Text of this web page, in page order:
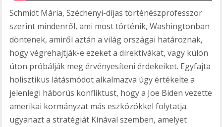
Schmidt Mária, Széchenyi-díjas történészprofesszor
szerint mindenről, ami most történik, Washingtonban
döntenek, amiről aztán a világ országai határoznak,
hogy végrehajtják-e ezeket a direktívákat, vagy külön
úton próbálják meg érvényesíteni érdekeiket. Egyfajta
holisztikus látásmódot alkalmazva úgy értékelte a
jelenlegi háborús konfliktust, hogy a Joe Biden vezette
amerikai kormányzat más eszközökkel folytatja
ugyanazt a stratégiát Kínával szemben, amelyet